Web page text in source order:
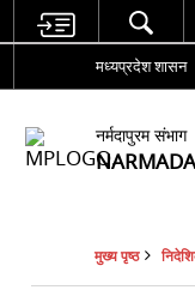
मध्यप्रदेश शासन
नर्मदापुरम संभाग
मुख्य पृष्ठ